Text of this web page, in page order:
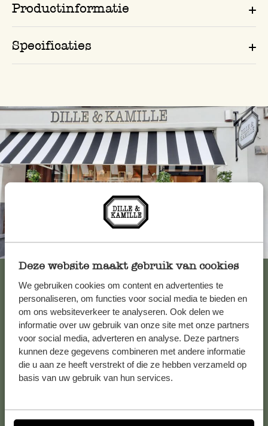
Deze website maakt gebruik van cookies
We gebruiken cookies om content en advertenties te
personaliseren, om functies voor social media te bieden en
om ons websiteverkeer te analyseren. Ook delen we
informatie over uw gebruik van onze site met onze partners
voor social media, adverteren en analyse. Deze partners
kunnen deze gegevens combineren met andere informatie
die u aan ze heeft verstrekt of die ze hebben verzameld op
basis van uw gebruik van hun services.
Productinformatie
Specificaties
Altijd in de buurt
Bekijk alle 62 winkels
Klantenservice
Voor vragen, tips of hulp kun je contact opnemen met onze
klantenservice. Of bekijk hier het antwoord op de
meestgestelde vragen
klantenservice@dille-kamille.com